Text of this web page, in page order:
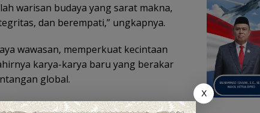
warisan budaya yang sarat makna,
dan berempati,” ungkapnya.
wawasan, memperkuat kecintaan
karya-karya baru yang berakar
global.
sang penulis buku. Sedangkan
X